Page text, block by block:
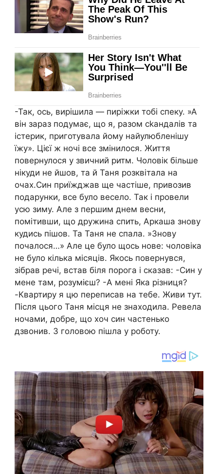
-Так, ось, вирішила — пиріжки тобі спеку. »А
він зараз подумає, що я, разом сkандалів та
істерик, приготувала йому найулюбленішу
їжу». Цієї ж ночі все змінилося. Життя
повернулося у звичний ритм. Чоловік більше
нікуди не йшов, та й Таня розквітала на
очах.Син приїжджав ще частіше, привозив
подарунки, все було весело. Так і провели
усю зиму. Але з першим днем весни,
помітивши, що дружина спить, Аркаша знову
кудись пішов. Та Таня не спала. »Знову
почалося…» Але це було щось нове: чоловіка
не було кілька місяців. Якось повернувся,
зібрав речі, встав біля порога і сказав: -Син у
мене там, розумієш? -А мені Яка різниця?
-Квартиру я цю переписав на тебе. Живи тут.
Після цього Таня місця не знаходила. Ревела
ночами, добре, що хоч син частенько
дзвонив. З головою пішла у роботу.